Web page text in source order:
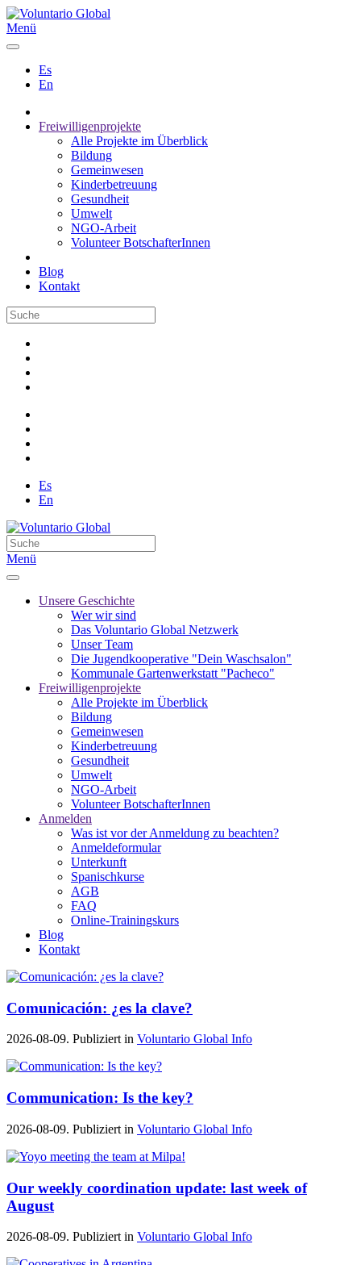
Menü
Es
En
Freiwilligenprojekte
Alle Projekte im Überblick
Bildung
Gemeinwesen
Kinderbetreuung
Gesundheit
Umwelt
NGO-Arbeit
Volunteer BotschafterInnen
Blog
Kontakt
Es
En
Menü
Unsere Geschichte
Wer wir sind
Das Voluntario Global Netzwerk
Unser Team
Die Jugendkooperative "Dein Waschsalon"
Kommunale Gartenwerkstatt "Pacheco"
Freiwilligenprojekte
Alle Projekte im Überblick
Bildung
Gemeinwesen
Kinderbetreuung
Gesundheit
Umwelt
NGO-Arbeit
Volunteer BotschafterInnen
Anmelden
Was ist vor der Anmeldung zu beachten?
Anmeldeformular
Unterkunft
Spanischkurse
AGB
FAQ
Online-Trainingskurs
Blog
Kontakt
Comunicación: ¿es la clave?
2026-08-09. Publiziert in Voluntario Global Info
Communication: Is the key?
2026-08-09. Publiziert in Voluntario Global Info
Our weekly coordination update: last week of
August
2026-08-09. Publiziert in Voluntario Global Info